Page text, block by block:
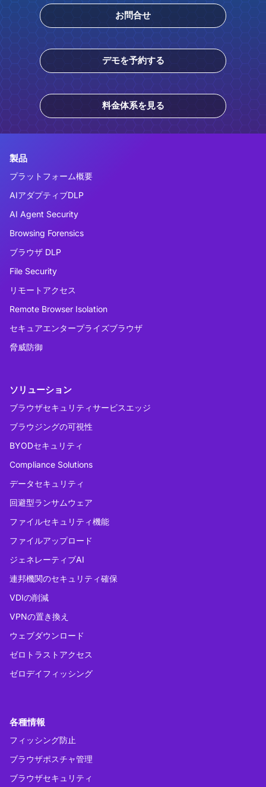
お問合せ
デモを予約する
料金体系を見る
製品
プラットフォーム概要
AIアダプティブDLP
AI Agent Security
Browsing Forensics
ブラウザ DLP
File Security
リモートアクセス
Remote Browser Isolation
セキュアエンタープライズブラウザ
脅威防御
ソリューション
ブラウザセキュリティサービスエッジ
ブラウジングの可視性
BYODセキュリティ
Compliance Solutions
データセキュリティ
回避型ランサムウェア
ファイルセキュリティ機能
ファイルアップロード
ジェネレーティブAI
連邦機関のセキュリティ確保
VDIの削減
VPNの置き換え
ウェブダウンロード
ゼロトラストアクセス
ゼロデイフィッシング
各種情報
フィッシング防止
ブラウザポスチャ管理
ブラウザセキュリティ